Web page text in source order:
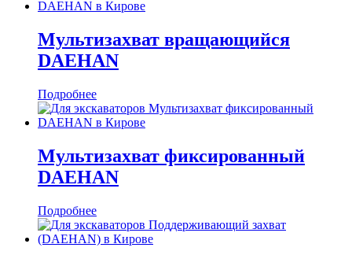
Мультизахват вращающийся
DAEHAN
Подробнее
Мультизахват фиксированный
DAEHAN
Подробнее